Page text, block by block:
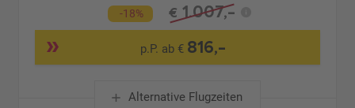
-18% € 1.007,-
p.P. ab € 816,-
Alternative Flugzeiten